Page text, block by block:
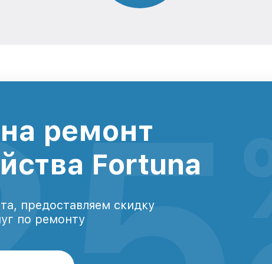
ремонт
Fortuna
предоставляем скидку
по ремонту